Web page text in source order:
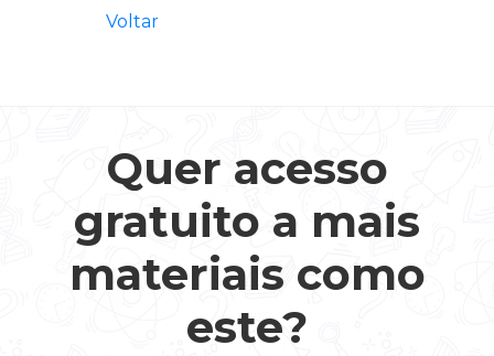
Voltar
Quer acesso
gratuito a mais
materiais como
este?